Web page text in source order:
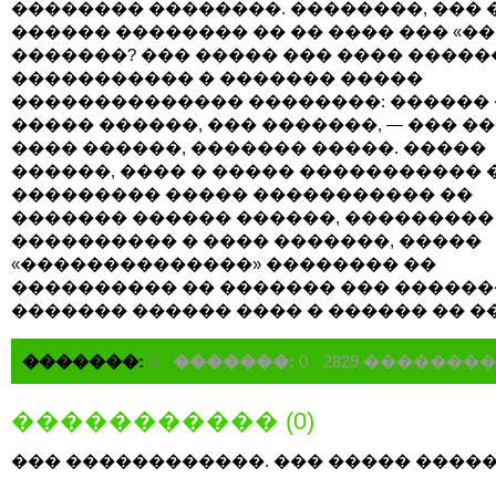
�������� ��������. ��������, ���
������ �������� �� �� ���� ���
�������? ��� ����� ��� ����
����������� � ������� �����
�������������� ��������: ������
����� ������, ��� �������, — ���
���� ������, ������� �����. �����
������, ���� � ����� �����������
��������� ����� ����������� ��
������� ������ ������, ���������
���������� � ���� �������, �����
«��������������» �������� ��
���������� �� ������� ���
������� ������ ���� � ������ ��
�������: 0 �������: 0 2829
����������� (0)
��� ������������. ��� �����